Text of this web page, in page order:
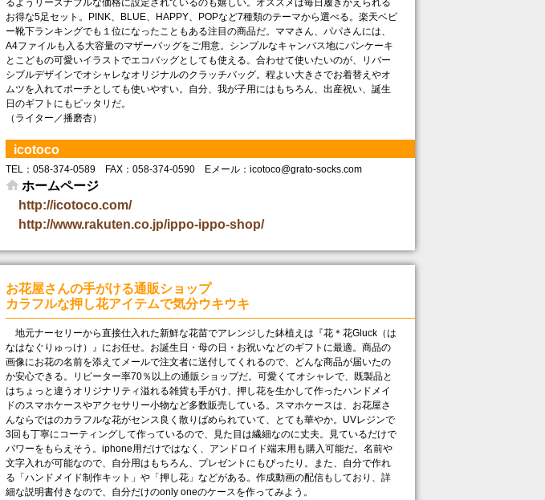
るようリーズナブルな価格に設定されているのも嬉しい。オススメは毎日履きかえられる
お得な5足セット。PINK、BLUE、HAPPY、POPなど7種類のテーマから選べる。楽天ベビ
ー靴下ランキングでも１位になったこともある注目の商品だ。ママさん、パパさんには、
A4ファイルも入る大容量のマザーバッグをご用意。シンプルなキャンバス地にパンケーキ
とこどもの可愛いイラストでエコバッグとしても使える。合わせて使いたいのが、リバー
シブルデザインでオシャレなオリジナルのクラッチバッグ。程よい大きさでお着替えやオ
ムツを入れてポーチとしても使いやすい。自分、我が子用にはもちろん、出産祝い、誕生
日のギフトにもピッタリだ。
（ライター／播磨杏）
icotoco
TEL： 058-374-0589 FAX： 058-374-0590 Eメール：icotoco@grato-socks.com
ホームページ
http://icotoco.com/
http://www.rakuten.co.jp/ippo-ippo-shop/
お花屋さんの手がける通販ショップ
カラフルな押し花アイテムで気分ウキウキ
地元ナーセリーから直接仕入れた新鮮な花苗でアレンジした鉢植えは『花＊花Gluck（は
なはなぐりゅっけ）』にお任せ。お誕生日・母の日・お祝いなどのギフトに最適。商品の
画像にお花の名前を添えてメールで注文者に送付してくれるので、どんな商品が届いたの
か安心できる。リピーター率70％以上の通販ショップだ。可愛くてオシャレで、既製品と
はちょっと違うオリジナリティ溢れる雑貨も手がけ、押し花を生かして作ったハンドメイ
ドのスマホケースやアクセサリー小物など多数販売している。スマホケースは、お花屋さ
んならではのカラフルな花がセンス良く散りばめられていて、とても華やか。UVレジンで
3回も丁寧にコーティングして作っているので、見た目は繊細なのに丈夫。見ているだけで
パワーをもらえそう。iphone用だけではなく、アンドロイド端末用も購入可能だ。名前や
文字入れが可能なので、自分用はもちろん、プレゼントにもぴったり。また、自分で作れ
る「ハンドメイド制作キット」や「押し花」などがある。作成動画の配信もしており、詳
細な説明書付きなので、自分だけのonly oneのケースを作ってみよう。